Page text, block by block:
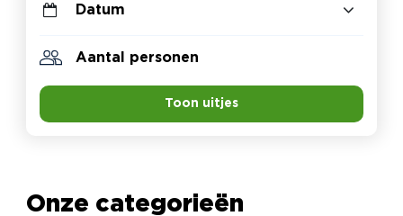
Toon uitjes
Onze categorieën